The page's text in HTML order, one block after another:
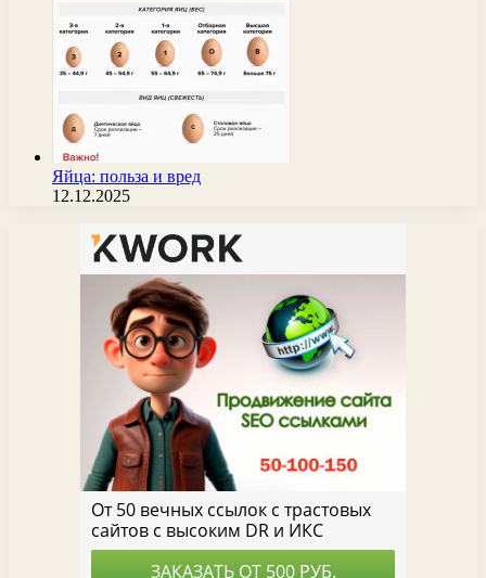
Яйца: польза и вред
12.12.2025